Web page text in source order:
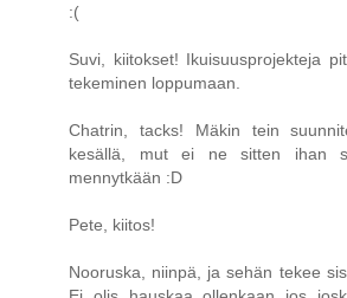
:(
Suvi, kiitokset! Ikuisuusprojekteja
tekeminen loppumaan.
Chatrin, tacks! Mäkin tein
kesällä, mut ei ne sitten ihan
mennytkään :D
Pete, kiitos!
Nooruska, niinpä, ja sehän tekee